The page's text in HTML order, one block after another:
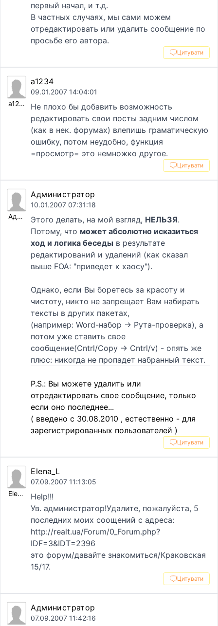
первый начал, и т.д.
В частных случаях, мы сами можем
отредактировать или удалить сообщение по
просьбе его автора.
Цитувати
а1234
а1234
09.01.2007 14:04:01
Не плохо бы добавить возможность
редактировать свои посты задним числом
(как в нек. форумах) влепишь граматическую
ошибку, потом неудобно, функция
=просмотр= это немножко другое.
Цитувати
Администратор
Администратор
10.01.2007 07:31:18
Этого делать, на мой взгляд, НЕЛЬЗЯ.
Потому, что может абсолютно исказиться
ход и логика беседы в результате
редактирований и удалений (как сказал
выше FOA: "приведет к хаосу").
Однако, если Вы боретесь за красоту и
чистоту, никто не запрещает Вам набирать
тексты в других пакетах,
(например: Word-набор -> Рута-проверка), а
потом уже ставить свое
сообщение(Cntrl/Copy -> Cntrl/v) - опять же
плюс: никогда не пропадет набранный текст.
P.S.: Вы можете удалить или
отредактировать свое сообщение, только
если оно последнее...
( введено c 30.08.2010 , естественно - для
зарегистрированных пользователей )
Цитувати
Elena_L
Elena_L
07.09.2007 11:13:05
Help!!!
Ув. администратор!Удалите, пожалуйста, 5
последних моих соощений с адреса:
http://realt.ua/Forum/0_Forum.php?
IDF=3&IDT=2396
это форум/давайте знакомиться/Краковская
15/17.
Цитувати
Администратор
07.09.2007 11:42:16